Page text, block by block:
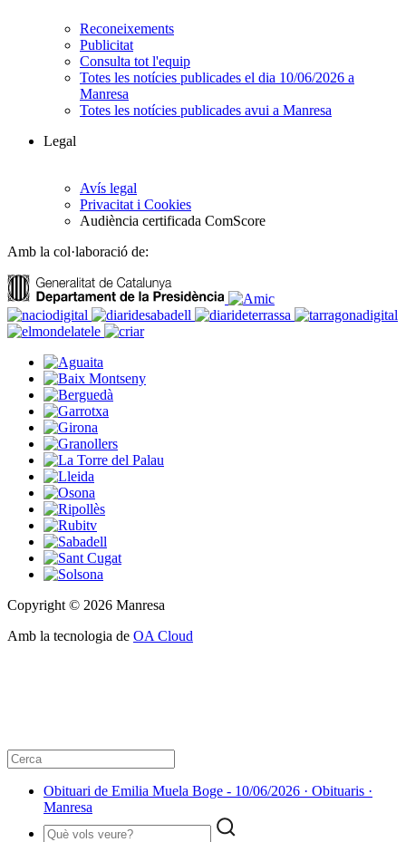
Reconeixements
Publicitat
Consulta tot l'equip
Totes les notícies publicades el dia 10/06/2026 a
Manresa
Totes les notícies publicades avui a Manresa
Legal
Avís legal
Privacitat i Cookies
Audiència certificada ComScore
Amb la col·laboració de:
Copyright © 2026 Manresa
Amb la tecnologia de OA Cloud
Obituari de Emilia Muela Boge - 10/06/2026 · Obituaris ·
Manresa